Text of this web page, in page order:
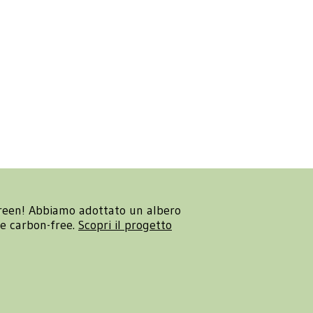
Abbiamo adottato un albero
carbon-free. Scopri il progetto